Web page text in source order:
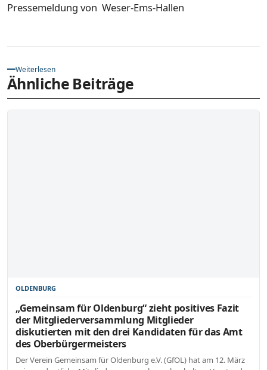
Pressemeldung von Weser-Ems-Hallen
Weiterlesen
Ähnliche Beiträge
OLDENBURG
„Gemeinsam für Oldenburg“ zieht positives Fazit
der Mitgliederversammlung Mitglieder
diskutierten mit den drei Kandidaten für das Amt
des Oberbürgermeisters
Der Verein Gemeinsam für Oldenburg e.V. (GfOL) hat am 12. März